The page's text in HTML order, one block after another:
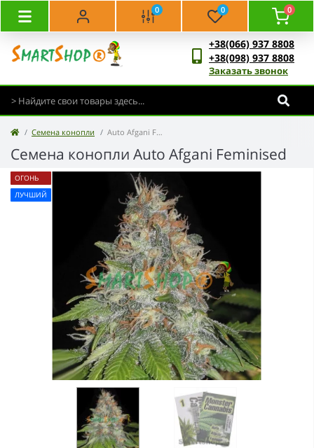
0 0 0
+38(066) 937 8808
+38(098) 937 8808
Заказать звонок
Семена конопли Auto Afgani Feminised
Семена конопли Auto Afgani Feminised
ОГОНЬ
ЛУЧШИЙ